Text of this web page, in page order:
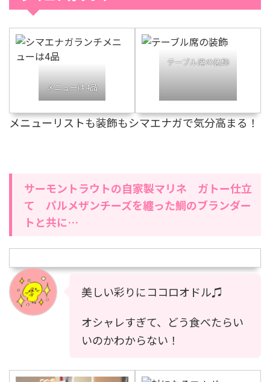
メニューは4品
テーブル席の装飾
メニューリストも装飾もシマエナガで気分高まる！
サーモントラウトの自家製マリネ ガトー仕立
て パルメザンチーズを纏った鯛のブランダー
トと共に…
美しい彩りにココロオドル♫
オシャレすぎて、どう食べたらい
いのかわからない！